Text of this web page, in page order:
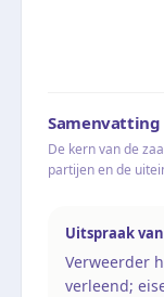
Samenvatting
De kern van de
partijen en de
Uitspraak
Verweerder
verleend;